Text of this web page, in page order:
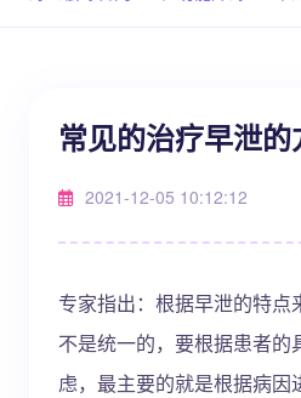
常见的治疗早泄
2021-12-05 10:12:12
专家指出：根据早泄的特
不是统一的，要根据患者的
虑，最主要的就是根据病